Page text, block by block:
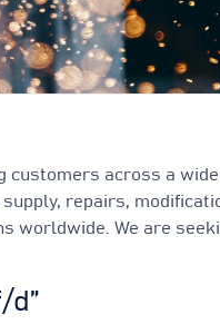
customers across a
repairs,
We are
d”